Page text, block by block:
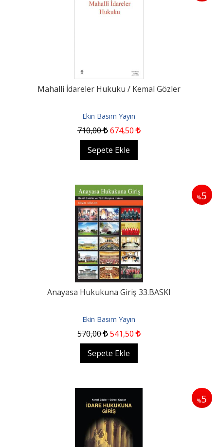
Mahalli İdareler Hukuku / Kemal Gözler
Ekin Basım Yayın
710,00 674,50
Sepete Ekle
%5
Anayasa Hukukuna Giriş 33.BASKI
Ekin Basım Yayın
570,00 541,50
Sepete Ekle
%5